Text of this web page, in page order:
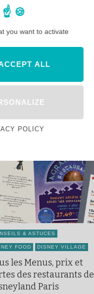
Tour à Mission
boutique 100%
& ASTUCES
FOOD DISNEY VILLAGE
les Menus, prix et
des restaurants de
Paris
you want to activate
ALL
POLICY